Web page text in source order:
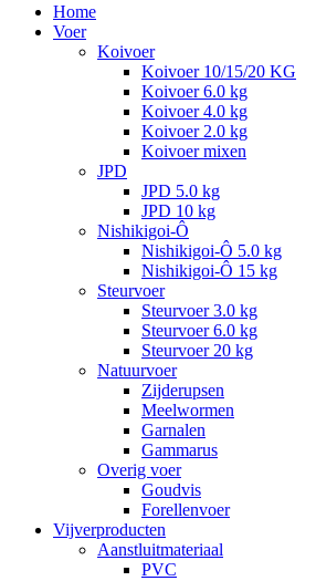
Close
Menu
Home
Voer
Koivoer
Koivoer 10/15/20 KG
Koivoer 6.0 kg
Koivoer 4.0 kg
Koivoer 2.0 kg
Koivoer mixen
JPD
JPD 5.0 kg
JPD 10 kg
Nishikigoi-Ô
Nishikigoi-Ô 5.0 kg
Nishikigoi-Ô 15 kg
Steurvoer
Steurvoer 3.0 kg
Steurvoer 6.0 kg
Steurvoer 20 kg
Natuurvoer
Zijderupsen
Meelwormen
Garnalen
Gammarus
Overig voer
Goudvis
Forellenvoer
Vijverproducten
Aanstluitmateriaal
PVC